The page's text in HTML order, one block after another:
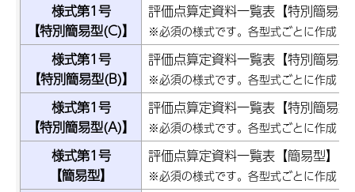
様式第1号
【特別簡易型(C)】
評価点算定資料一覧表【特別簡易
※必須の様式です。各型式ごとに作成し
様式第1号
【特別簡易型(B)】
評価点算定資料一覧表【特別簡易
※必須の様式です。各型式ごとに作成し
様式第1号
【特別簡易型(A)】
評価点算定資料一覧表【特別簡易
※必須の様式です。各型式ごとに作成し
様式第1号
【簡易型】
評価点算定資料一覧表【簡易型】
※必須の様式です。各型式ごとに作成し